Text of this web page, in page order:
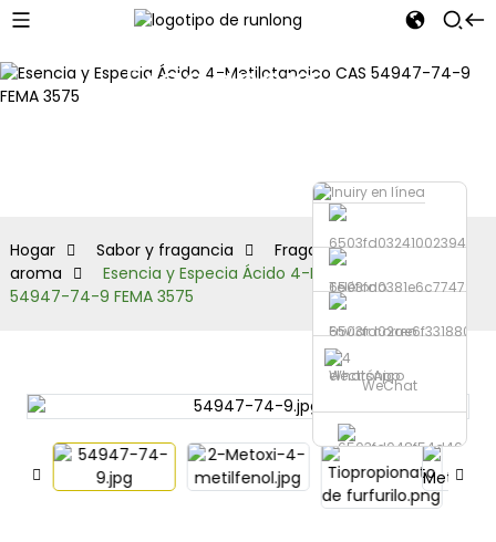
Teléfono
Enviar correo
electrónico
WhatsApp
WeChat
Fragancia
Hogar Sabor y fragancia
Fragancia sintética y
aroma
Esencia y Especia Ácido 4-Metilotanoico CAS
54947-74-9 FEMA 3575